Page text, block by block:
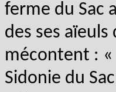
ferme du Sac
des ses
mécontent : «
Sidonie du